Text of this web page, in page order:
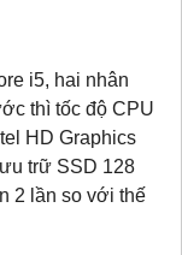
i5, hai nhân
thì tốc độ CPU
HD Graphics
trữ SSD 128
2 lần so với thế